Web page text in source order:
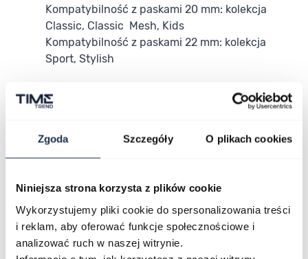
Zgoda Szczegóły O plikach cookies
Niniejsza strona korzysta z plików cookie
Wykorzystujemy pliki cookie do spersonalizowania treści
i reklam, aby oferować funkcje społecznościowe i
analizować ruch w naszej witrynie.
Kompatybilność z paskami 20 mm: kolekcja
Classic, Classic Mesh, Kids
Kompatybilność z paskami 22 mm: kolekcja
Sport, Stylish